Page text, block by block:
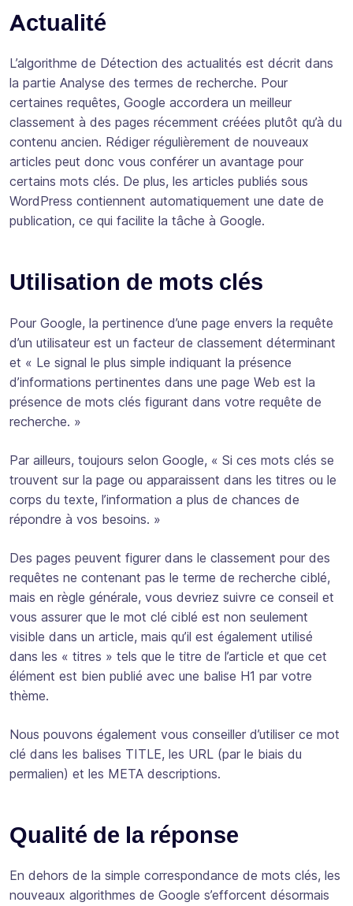
Actualité
L’algorithme de Détection des actualités est décrit dans
la partie Analyse des termes de recherche. Pour
certaines requêtes, Google accordera un meilleur
classement à des pages récemment créées plutôt qu’à du
contenu ancien. Rédiger régulièrement de nouveaux
articles peut donc vous conférer un avantage pour
certains mots clés. De plus, les articles publiés sous
WordPress contiennent automatiquement une date de
publication, ce qui facilite la tâche à Google.
Utilisation de mots clés
Pour Google, la pertinence d’une page envers la requête
d’un utilisateur est un facteur de classement déterminant
et « Le signal le plus simple indiquant la présence
d’informations pertinentes dans une page Web est la
présence de mots clés figurant dans votre requête de
recherche. »
Par ailleurs, toujours selon Google, « Si ces mots clés se
trouvent sur la page ou apparaissent dans les titres ou le
corps du texte, l’information a plus de chances de
répondre à vos besoins. »
Des pages peuvent figurer dans le classement pour des
requêtes ne contenant pas le terme de recherche ciblé,
mais en règle générale, vous devriez suivre ce conseil et
vous assurer que le mot clé ciblé est non seulement
visible dans un article, mais qu’il est également utilisé
dans les « titres » tels que le titre de l’article et que cet
élément est bien publié avec une balise H1 par votre
thème.
Nous pouvons également vous conseiller d’utiliser ce mot
clé dans les balises TITLE, les URL (par le biais du
permalien) et les META descriptions.
Qualité de la réponse
En dehors de la simple correspondance de mots clés, les
nouveaux algorithmes de Google s’efforcent désormais